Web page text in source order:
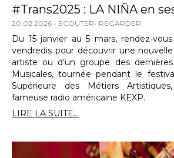
#Trans2025 : LA NIÑA en
20.02.2026 ECOUTER REGARDER
Du 15 janvier au 5 mars, rendez-
vendredis pour découvrir une nouvelle
artiste ou d’un groupe des
Musicales, tournée pendant le
Supérieure des Métiers
fameuse radio américaine KEXP.
LIRE LA SUITE...